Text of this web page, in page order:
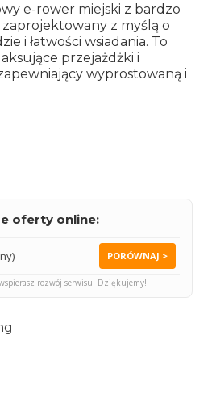
e-rower miejski z bardzo
z myślą o
i łatwości wsiadania. To
przejażdżki i
wyprostowaną i
oferty online:
PORÓWNAJ >
rozwój serwisu. Dziękujemy!